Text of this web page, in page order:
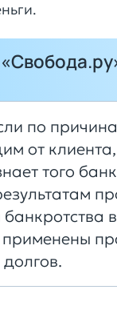
по
от клиента,
того
применены